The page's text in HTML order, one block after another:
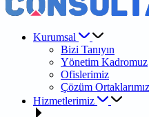
Kurumsal
Bizi Tanıyın
Yönetim Kadromuz
Ofislerimiz
Çözüm Ortaklarımız
Hizmetlerimiz